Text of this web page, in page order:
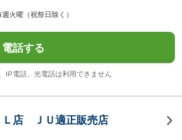
週火曜（祝祭日除く）
電話する
IP電話、光電話は利用できません
Ｌ店 ＪＵ適正販売店